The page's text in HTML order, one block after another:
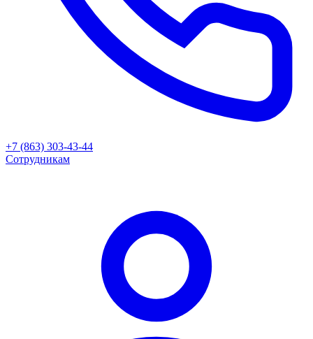
+7 (863) 303-43-44
Сотрудникам